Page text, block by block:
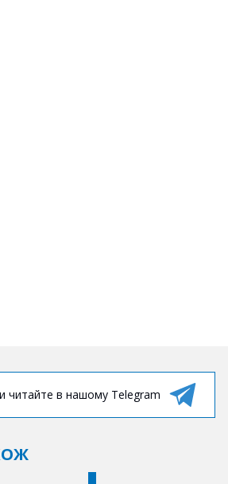
читайте в нашому Telegram